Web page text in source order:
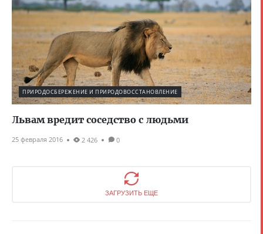
ПРИРОДОСБЕРЕЖЕНИЕ И ПРИРОДОВОССТАНОВЛЕНИЕ
Львам вредит соседство с людьми
25 февраля 2016 2 426 0
ЗАГРУЗИТЬ ЕЩЕ